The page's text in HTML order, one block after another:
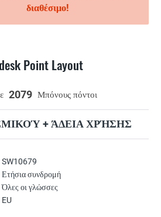
διαθέσιμο!
Point Layout
SW10679
Ετήσια συνδρομή
Όλες οι γλώσσες
EU
2079 Μπόνους πόντοι
+ ΆΔΕΙΑ ΧΡΉΣΗΣ